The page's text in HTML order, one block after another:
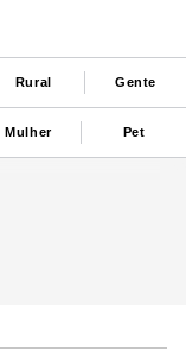
Rural Gente
Mulher Pet